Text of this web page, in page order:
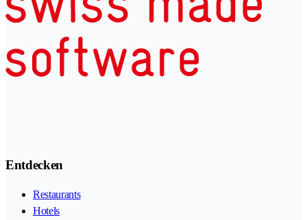
Entdecken
Restaurants
Hotels